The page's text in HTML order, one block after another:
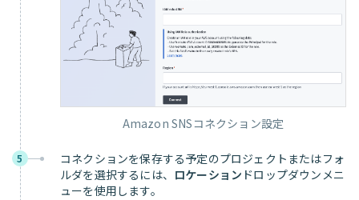
Amazon SNSコネクション設定
5
コネクションを保存する予定のプロジェクトまたはフォ
ルダを選択するには、 ロケーション ドロップダウンメニ
ューを使用します。